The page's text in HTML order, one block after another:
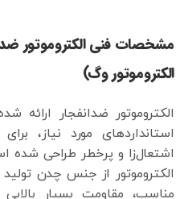
مشخصات فنی الکتروموتور
الکتروموتور وگ)
استانداردهای مورد نیاز،
الکتروموتور از جنس چدن
مناسب، مقاومت بسیار بالایی